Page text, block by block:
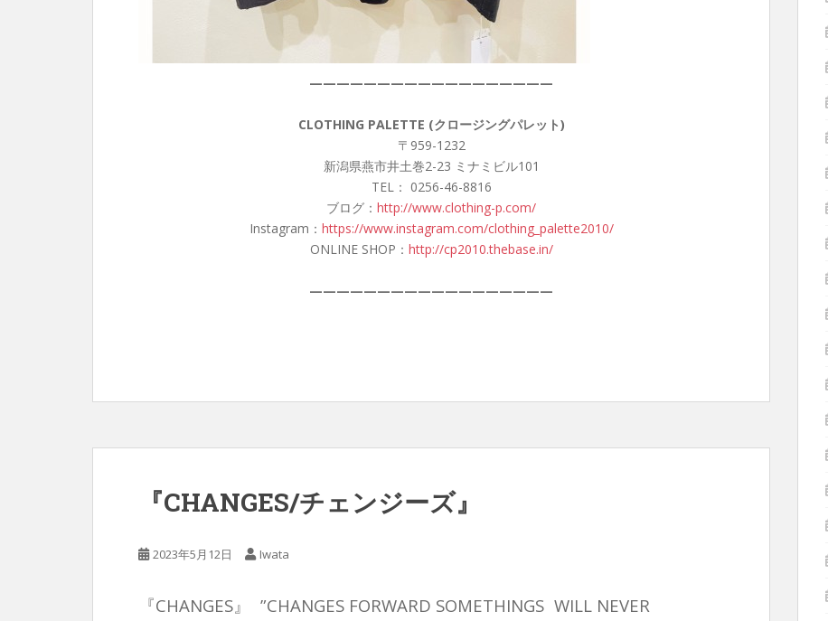
——————————————————
CLOTHING PALETTE (クロージングパレット)
〒959-1232
新潟県燕市井土巻2-23 ミナミビル101
TEL： 0256-46-8816
ブログ： http://www.clothing-p.com/
Instagram： https://www.instagram.com/clothing_palette2010/
ONLINE SHOP： http://cp2010.thebase.in/
——————————————————
『CHANGES/チェンジーズ』
2023年5月12日 Iwata
『CHANGES』 ”CHANGES FORWARD SOMETHINGS WILL NEVER